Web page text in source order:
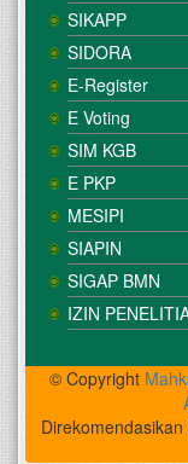
SIKAPP
SIDORA
E-Register
E Voting
SIM KGB
E PKP
MESIPI
SIAPIN
SIGAP BMN
IZIN
© Copyright